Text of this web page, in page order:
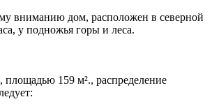
вниманию дом, расположен в северной
у подножья горы и леса.
159 м²., распределение